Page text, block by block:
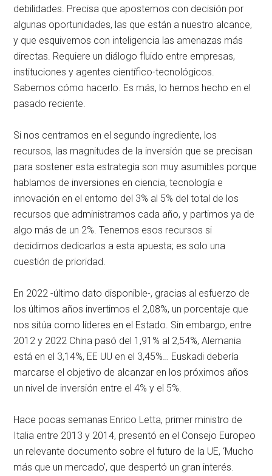
debilidades. Precisa que apostemos con decisión por
algunas oportunidades, las que están a nuestro alcance,
y que esquivemos con inteligencia las amenazas más
directas. Requiere un diálogo fluido entre empresas,
instituciones y agentes científico-tecnológicos.
Sabemos cómo hacerlo. Es más, lo hemos hecho en el
pasado reciente.
Si nos centramos en el segundo ingrediente, los
recursos, las magnitudes de la inversión que se precisan
para sostener esta estrategia son muy asumibles porque
hablamos de inversiones en ciencia, tecnología e
innovación en el entorno del 3% al 5% del total de los
recursos que administramos cada año, y partimos ya de
algo más de un 2%. Tenemos esos recursos si
decidimos dedicarlos a esta apuesta; es solo una
cuestión de prioridad.
En 2022 -último dato disponible-, gracias al esfuerzo de
los últimos años invertimos el 2,08%, un porcentaje que
nos sitúa como líderes en el Estado. Sin embargo, entre
2012 y 2022 China pasó del 1,91% al 2,54%, Alemania
está en el 3,14%, EE UU en el 3,45%… Euskadi debería
marcarse el objetivo de alcanzar en los próximos años
un nivel de inversión entre el 4% y el 5%.
Hace pocas semanas Enrico Letta, primer ministro de
Italia entre 2013 y 2014, presentó en el Consejo Europeo
un relevante documento sobre el futuro de la UE, ‘Mucho
más que un mercado’, que despertó un gran interés.